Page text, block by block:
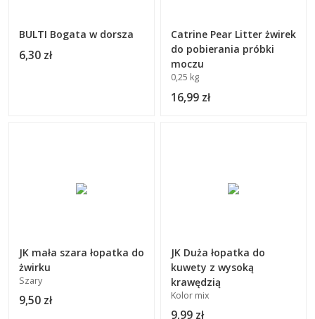
BULTI Bogata w dorsza
6,30 zł
Catrine Pear Litter żwirek
do pobierania próbki
moczu
0,25 kg
16,99 zł
JK mała szara łopatka do
żwirku
Szary
9,50 zł
JK Duża łopatka do
kuwety z wysoką
krawędzią
Kolor mix
9,99 zł